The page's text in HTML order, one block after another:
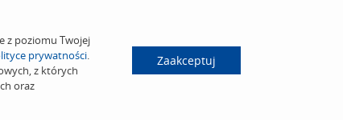
z poziomu Twojej
prywatności.
z których
oraz
Zaakceptuj